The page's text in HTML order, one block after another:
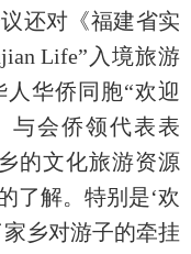
还对《福建省实
Life”入境旅游
华侨同胞“欢迎
与会侨领代表表
的文化旅游资源
了解。特别是‘欢
乡对游子的牵挂